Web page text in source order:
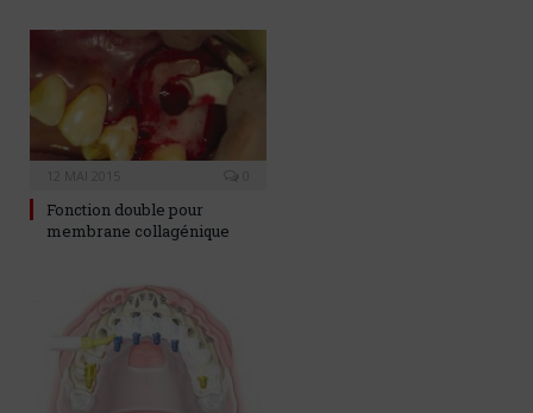
Fonction double pour
membrane collagénique